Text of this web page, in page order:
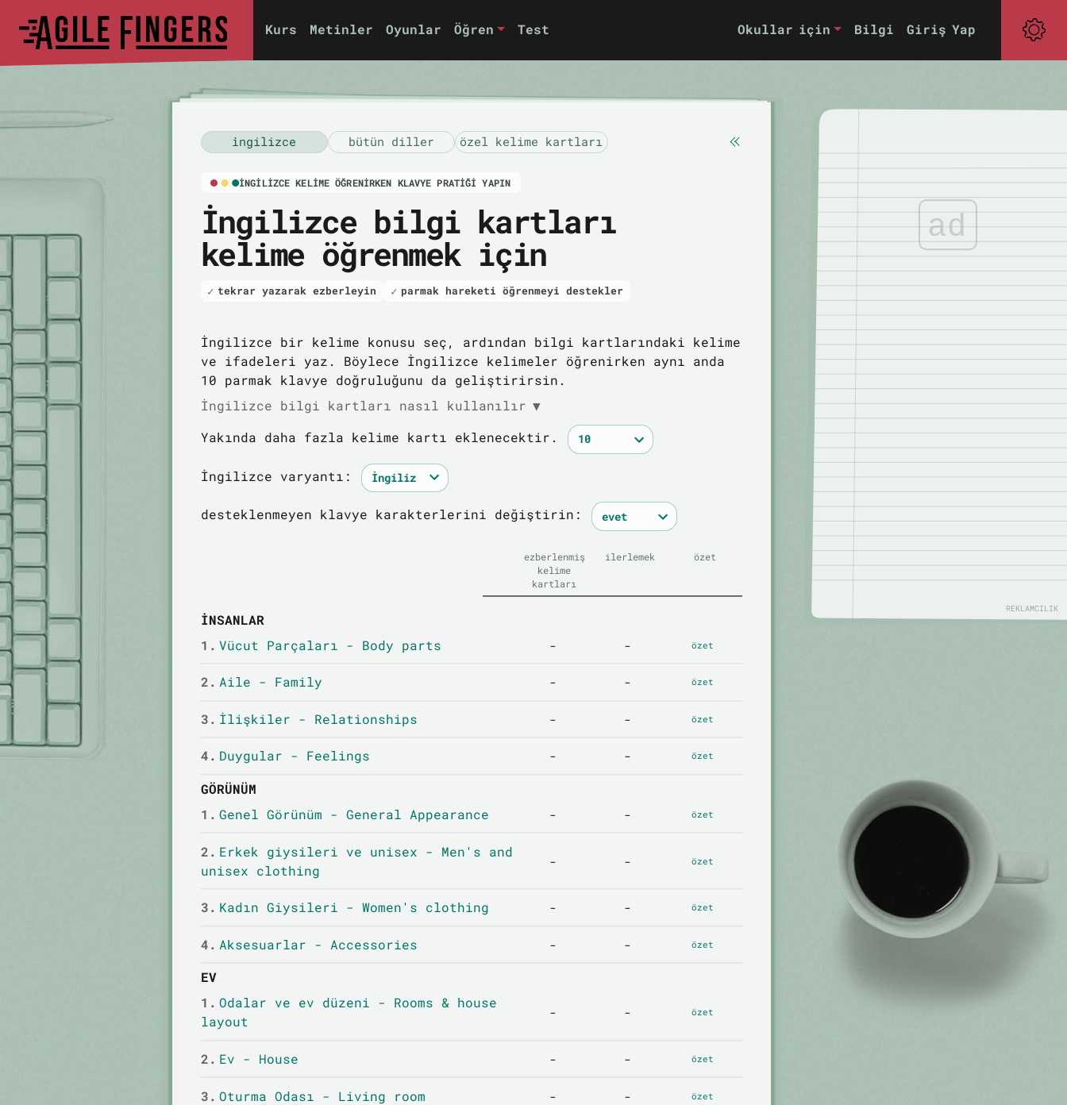
Kurs Metinler Oyunlar Öğren Test Okullar için Bilgi Giriş Yap
i̇ngilizce bütün diller özel kelime kartları
İNGILIZCE KELIME ÖĞRENIRKEN KLAVYE PRATIĞI YAPIN
İngilizce bilgi kartları
kelime öğrenmek için
tekrar yazarak ezberleyin parmak hareketi öğrenmeyi destekler
İngilizce bir kelime konusu seç, ardından bilgi kartlarındaki kelime
ve ifadeleri yaz. Böylece İngilizce kelimeler öğrenirken aynı anda
10 parmak klavye doğruluğunu da geliştirirsin.
İngilizce bilgi kartları nasıl kullanılır ▼
Yakında daha fazla kelime kartı eklenecektir.
İngilizce varyantı:
desteklenmeyen klavye karakterlerini değiştirin:
ezberlenmiş
kelime
kartları
ilerlemek özet
İNSANLAR
1. Vücut Parçaları - Body parts - - özet
2. Aile - Family - - özet
3. İlişkiler - Relationships - - özet
4. Duygular - Feelings - - özet
GÖRÜNÜM
1. Genel Görünüm - General Appearance - - özet
2. Erkek giysileri ve unisex - Men's and
unisex clothing
- - özet
3. Kadın Giysileri - Women's clothing - - özet
4. Aksesuarlar - Accessories - - özet
EV
1. Odalar ve ev düzeni - Rooms & house
layout
- - özet
2. Ev - House - - özet
3. Oturma Odası - Living room - - özet
ad
REKLAMCILIK